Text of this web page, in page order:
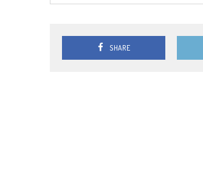
SHARE